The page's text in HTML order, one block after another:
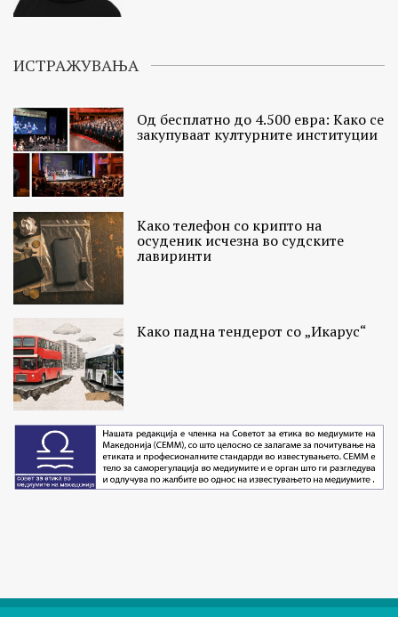
ИСТРАЖУВАЊА
Од бесплатно до 4.500 евра: Како се
закупуваат културните институции
Како телефон со крипто на
осуденик исчезна во судските
лавиринти
Како падна тендерот со „Икарус“